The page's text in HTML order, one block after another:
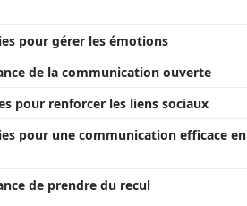
pour gérer les émotions
de la communication ouverte
pour renforcer les liens sociaux
pour une communication efficace en
de prendre du recul